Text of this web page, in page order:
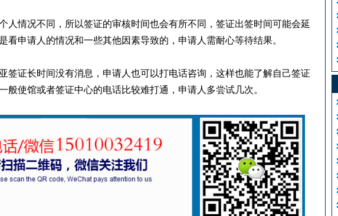
人情况不同，所以签证的审核时间也会有所不同，签证出签时间可能会延
看申请人的情况和一些其他因素导致的，申请人需耐心等待结果。
签证长时间没有消息，申请人也可以打电话咨询，这样也能了解自己签证
般使馆或者签证中心的电话比较难打通，申请人多尝试几次。